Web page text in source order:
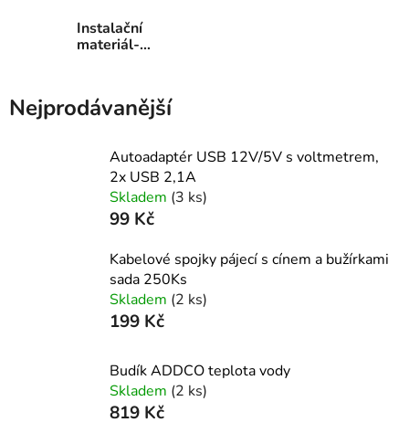
Instalační
materiál-
Nejprodávanější
Autoadaptér USB 12V/5V s voltmetrem,
2x USB 2,1A
Skladem (3 ks)
99 Kč
Kabelové spojky pájecí s cínem a bužírkami
sada 250Ks
Skladem (2 ks)
199 Kč
Budík ADDCO teplota vody
Skladem (2 ks)
819 Kč